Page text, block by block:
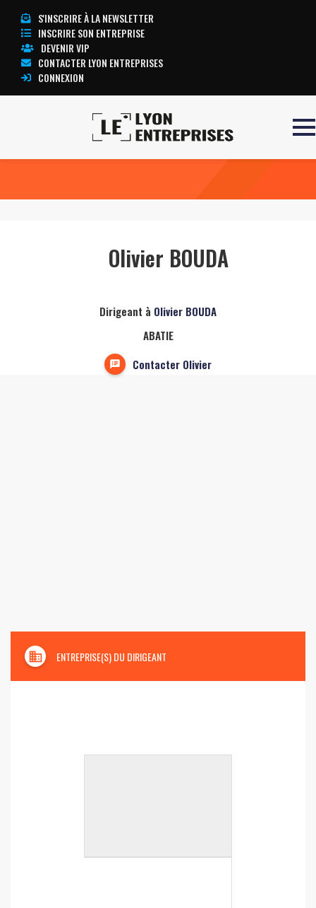
S'INSCRIRE À LA NEWSLETTER
INSCRIRE SON ENTREPRISE
DEVENIR VIP
CONTACTER LYON ENTREPRISES
CONNEXION
Olivier BOUDA
Dirigeant à Olivier BOUDA
ABATIE
Contacter Olivier
domain ENTREPRISE(S) DU DIRIGEANT